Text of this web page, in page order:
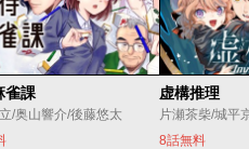
雀課
/奥山響介/後藤悠太
虚構推理
片瀬茶柴/城平
8話無料